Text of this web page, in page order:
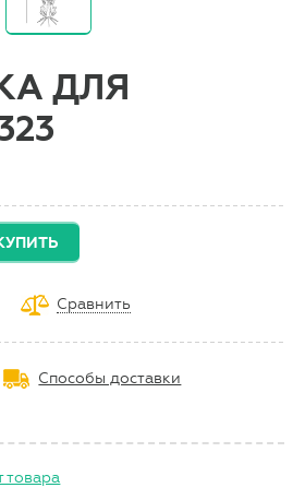
ДЛЯ
Сравнить
Способы доставки
товара